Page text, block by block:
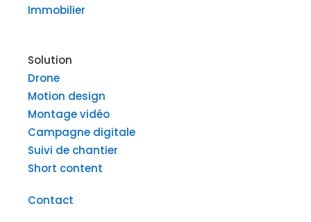
Immobilier
Solution
Drone
Motion design
Montage vidéo
Campagne digitale
Suivi de chantier
Short content
Contact